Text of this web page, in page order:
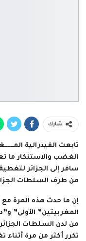
شارك
تابعت الفيدرالية
الغضب والاستنكار ما
سافر إلى الجزائر
من طرف السلطات
إن ما حدث هذه المرة مع
المغربيتين” الأولى”
من لدن السلطات
تكرر أكثر من مرة أثناء